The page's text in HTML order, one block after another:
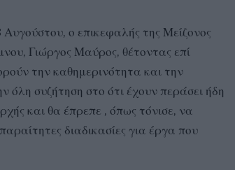
ο επικεφαλής της Μείζονος
Γιώργος Μαύρος, θέτοντας επί
την καθημερινότητα και την
συζήτηση στο ότι έχουν περάσει ήδη
και θα έπρεπε , όπως τόνισε, να
διαδικασίες για έργα που